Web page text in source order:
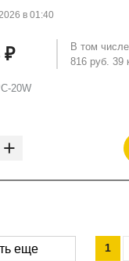
20W
в 01:40
₽
В том
816 руб. 39
+
еще 1